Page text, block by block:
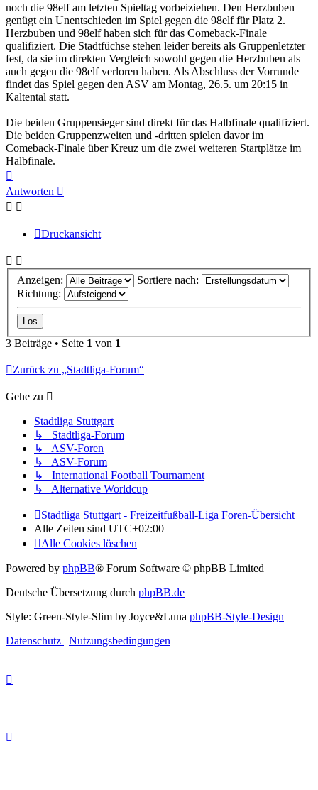
noch die 98elf am letzten Spieltag vorbeiziehen. Den Herzbuben
genügt ein Unentschieden im Spiel gegen die 98elf für Platz 2.
Herzbuben und 98elf haben sich für das Comeback-Finale
qualifiziert. Die Stadtfüchse stehen leider bereits als Gruppenletzter
fest, da sie im direkten Vergleich sowohl gegen die Herzbuben als
auch gegen die 98elf verloren haben. Als Abschluss der Vorrunde
findet das Spiel gegen den ASV am Montag, 26.5. um 20:15 in
Kaltental statt.
Die beiden Gruppensieger sind direkt für das Halbfinale qualifiziert.
Die beiden Gruppenzweiten und -dritten spielen davor im
Comeback-Finale über Kreuz um die zwei weiteren Startplätze im
Halbfinale.
oben
Antworten
Druckansicht
Anzeigen:
Sortiere nach:
Richtung:
3 Beiträge • Seite 1 von 1
Zurück zu „Stadtliga-Forum“
Gehe zu
Stadtliga Stuttgart
↳ Stadtliga-Forum
↳ ASV-Foren
↳ ASV-Forum
↳ International Football Tournament
↳ Alternative Worldcup
Stadtliga Stuttgart - Freizeitfußball-Liga Foren-Übersicht
Alle Zeiten sind UTC+02:00
Alle Cookies löschen
Powered by phpBB® Forum Software © phpBB Limited
Deutsche Übersetzung durch phpBB.de
Style: Green-Style-Slim by Joyce&Luna phpBB-Style-Design
Datenschutz | Nutzungsbedingungen